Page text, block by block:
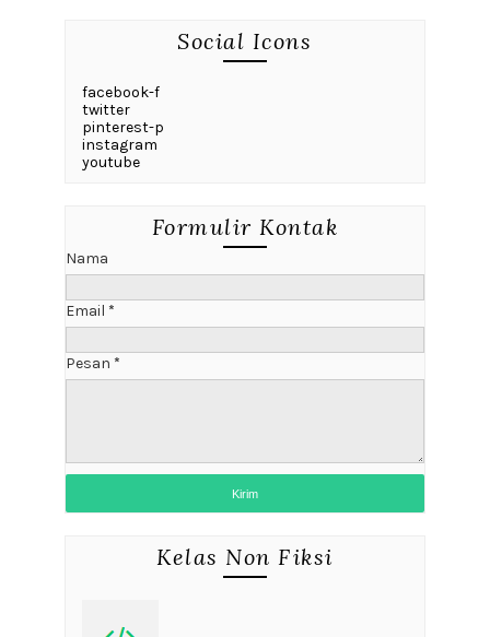
Social Icons
facebook-f
twitter
pinterest-p
instagram
youtube
Formulir Kontak
Nama
Email *
Pesan *
Kelas Non Fiksi